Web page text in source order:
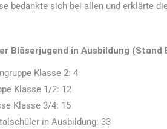
bedankte sich bei allen und erklärte
Bläserjugend in Ausbildung (Stand
Klasse 2: 4
Klasse 1/2: 12
Klasse 3/4: 15
in Ausbildung: 33